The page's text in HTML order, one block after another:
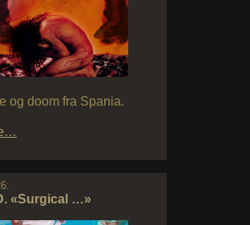
og doom fra Spania.
«Surgical …»